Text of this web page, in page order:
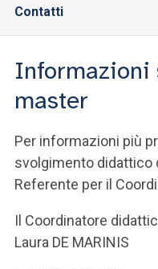
Contatti
master
Per informazioni più
svolgimento didattico
Referente per il
Il Coordinatore
Laura DE MARINIS